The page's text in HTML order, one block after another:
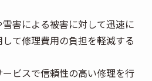
害による被害に対して迅速に
て修理費用の負担を軽減する
ビスで信頼性の高い修理を行